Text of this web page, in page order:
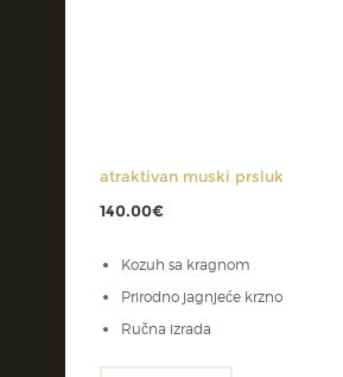
atraktivan muski prsluk
140.00€
Kozuh sa kragnom
Prirodno jagnjeće krzno
Ručna izrada